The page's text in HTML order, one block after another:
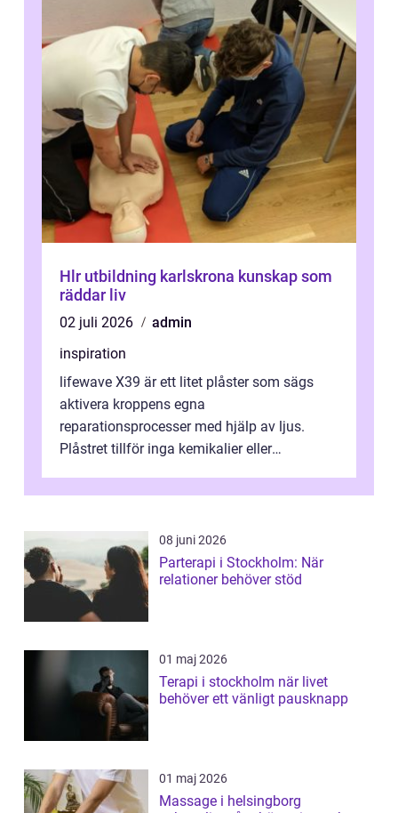
Hlr utbildning karlskrona kunskap som
räddar liv
02 juli 2026
admin
inspiration
lifewave X39 är ett litet plåster som sägs
aktivera kroppens egna
reparationsprocesser med hjälp av ljus.
Plåstret tillför inga kemikalier eller
ljusbaserad stimula...
08 juni 2026
Parterapi i Stockholm: När
relationer behöver stöd
01 maj 2026
Terapi i stockholm när livet
behöver ett vänligt pausknapp
01 maj 2026
Massage i helsingborg